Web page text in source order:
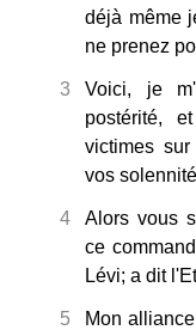
déjà même
ne prenez
3
Voici, je
postérité,
victimes
vos
4
Alors vous
ce
Lévi; a dit
5
Mon